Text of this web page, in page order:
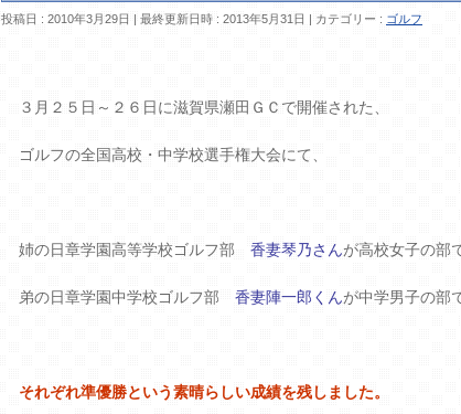
投稿日 : 2010年3月29日 最終更新日時 : 2013年5月31日 カテゴリー : ゴルフ
３月２５日～２６日に滋賀県瀬田ＧＣで開催された、
ゴルフの全国高校・中学校選手権大会にて、
姉の日章学園高等学校ゴルフ部 香妻琴乃さんが高校女子の部
弟の日章学園中学校ゴルフ部 香妻陣一郎くんが中学男子の部
それぞれ準優勝という素晴らしい成績を残しました。